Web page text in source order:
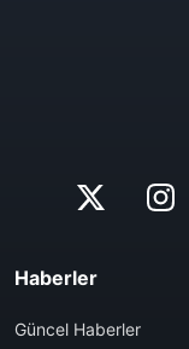
Haberler
Güncel Haberler